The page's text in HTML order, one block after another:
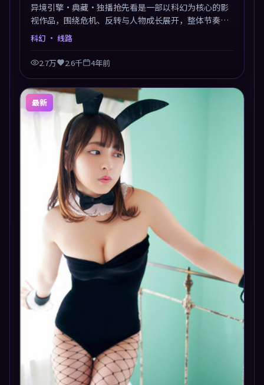
异境引擎·典藏·独播抢先看是一部以科幻为核心的影
视作品，围绕危机、反转与人物成长展开，整体节奏紧
凑，值得推荐观看。
科幻 · 线路
2.7万 2.6千 4年前
最新